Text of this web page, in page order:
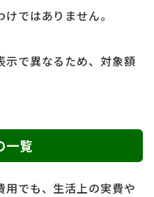
ではありません。
で異なるため、対象額
一覧
でも、生活上の実費や